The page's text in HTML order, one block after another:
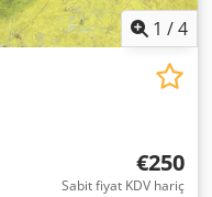
1 /4
€250
Sabit fiyat KDV hariç